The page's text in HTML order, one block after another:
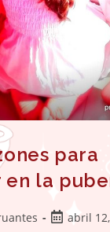
para
en la
Publicación
abril